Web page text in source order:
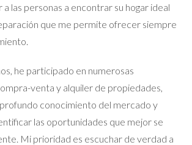
Laura sobre dejar atrás su hogar familiar.
empático y profesional, Laura pudo
en menos de un mes, permitiéndole
oportunidades sin la carga emocional
2: Superando Objeciones
a las personas a encontrar su hogar ideal
que me permite ofrecer siempre
he participado en numerosas
venta y alquiler de propiedades,
conocimiento del mercado y
las oportunidades que mejor se
Mi prioridad es escuchar de verdad a